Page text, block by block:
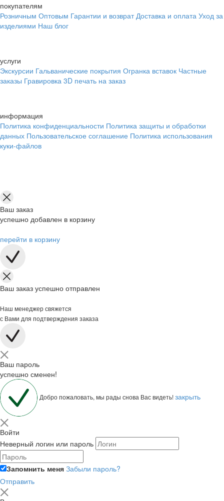
покупателям
Розничным Оптовым Гарантии и возврат Доставка и оплата Уход за
изделиями Наш блог
услуги
Экскурсии Гальванические покрытия Огранка вставок Частные
заказы Гравировка 3D печать на заказ
информация
Политика конфиденциальности Политика защиты и обработки
данных Пользовательское соглашение Политика использования
куки-файлов
Ваш заказ
успешно добавлен в корзину
перейти в корзину
Ваш заказ успешно отправлен
Наш менеджер свяжется
с Вами для подтверждения заказа
Ваш пароль
успешно сменен!
Добро пожаловать, мы рады снова Вас видеть!закрыть
Войти
Неверный логин или пароль
Запомнить меня Забыли пароль?
Отправить